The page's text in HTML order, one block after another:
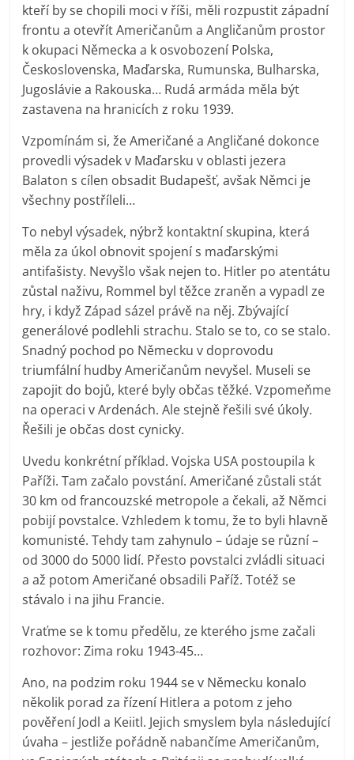
kteří by se chopili moci v říši, měli rozpustit západní
frontu a otevřít Američanům a Angličanům prostor
k okupaci Německa a k osvobození Polska,
Československa, Maďarska, Rumunska, Bulharska,
Jugoslávie a Rakouska… Rudá armáda měla být
zastavena na hranicích z roku 1939.
Vzpomínám si, že Američané a Angličané dokonce
provedli výsadek v Maďarsku v oblasti jezera
Balaton s cílen obsadit Budapešť, avšak Němci je
všechny postříleli…
To nebyl výsadek, nýbrž kontaktní skupina, která
měla za úkol obnovit spojení s maďarskými
antifašisty. Nevyšlo však nejen to. Hitler po atentátu
zůstal naživu, Rommel byl těžce zraněn a vypadl ze
hry, i když Západ sázel právě na něj. Zbývající
generálové podlehli strachu. Stalo se to, co se stalo.
Snadný pochod po Německu v doprovodu
triumfální hudby Američanům nevyšel. Museli se
zapojit do bojů, které byly občas těžké. Vzpomeňme
na operaci v Ardenách. Ale stejně řešili své úkoly.
Řešili je občas dost cynicky.
Uvedu konkrétní příklad. Vojska USA postoupila k
Paříži. Tam začalo povstání. Američané zůstali stát
30 km od francouzské metropole a čekali, až Němci
pobijí povstalce. Vzhledem k tomu, že to byli hlavně
komunisté. Tehdy tam zahynulo – údaje se různí –
od 3000 do 5000 lidí. Přesto povstalci zvládli situaci
a až potom Američané obsadili Paříž. Totéž se
stávalo i na jihu Francie.
Vraťme se k tomu předělu, ze kterého jsme začali
rozhovor: Zima roku 1943-45…
Ano, na podzim roku 1944 se v Německu konalo
několik porad za řízení Hitlera a potom z jeho
pověření Jodl a Keiitl. Jejich smyslem byla následující
úvaha – jestliže pořádně nabančíme Američanům,